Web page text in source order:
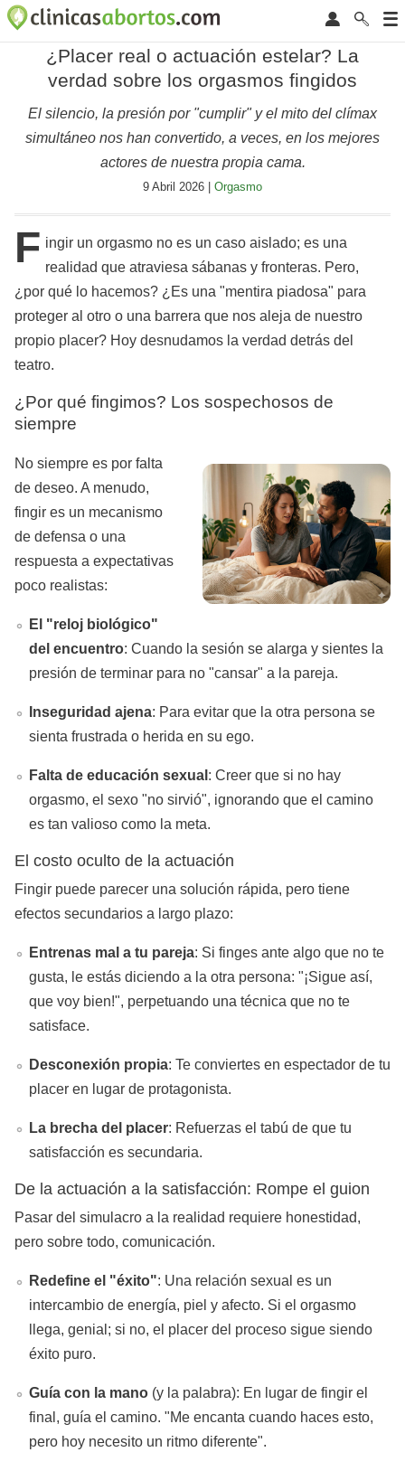
¿Placer real o actuación estelar? La
verdad sobre los orgasmos fingidos
El silencio, la presión por "cumplir" y el mito del clímax
simultáneo nos han convertido, a veces, en los mejores
actores de nuestra propia cama.
9 Abril 2026 | Orgasmo
F ingir un orgasmo no es un caso aislado; es una
realidad que atraviesa sábanas y fronteras. Pero,
¿por qué lo hacemos? ¿Es una "mentira piadosa" para
proteger al otro o una barrera que nos aleja de nuestro
propio placer? Hoy desnudamos la verdad detrás del
teatro.
¿Por qué fingimos? Los sospechosos de
siempre
No siempre es por falta
de deseo. A menudo,
fingir es un mecanismo
de defensa o una
respuesta a expectativas
poco realistas:
El "reloj biológico"
del encuentro: Cuando la sesión se alarga y sientes la
presión de terminar para no "cansar" a la pareja.
Inseguridad ajena: Para evitar que la otra persona se
sienta frustrada o herida en su ego.
Falta de educación sexual : Creer que si no hay
orgasmo, el sexo "no sirvió", ignorando que el camino
es tan valioso como la meta.
El costo oculto de la actuación
Fingir puede parecer una solución rápida, pero tiene
efectos secundarios a largo plazo:
Entrenas mal a tu pareja: Si finges ante algo que no te
gusta, le estás diciendo a la otra persona: "¡Sigue así,
que voy bien!", perpetuando una técnica que no te
satisface.
Desconexión propia: Te conviertes en espectador de tu
placer en lugar de protagonista.
La brecha del placer: Refuerzas el tabú de que tu
satisfacción es secundaria.
De la actuación a la satisfacción: Rompe el guion
Pasar del simulacro a la realidad requiere honestidad,
pero sobre todo, comunicación.
Redefine el "éxito": Una relación sexual es un
intercambio de energía, piel y afecto. Si el orgasmo
llega, genial; si no, el placer del proceso sigue siendo
éxito puro.
Guía con la mano (y la palabra): En lugar de fingir el
final, guía el camino. "Me encanta cuando haces esto,
pero hoy necesito un ritmo diferente".